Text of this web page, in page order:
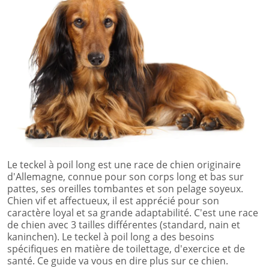
Le teckel à poil long est une race de chien originaire
d'Allemagne, connue pour son corps long et bas sur
pattes, ses oreilles tombantes et son pelage soyeux.
Chien vif et affectueux, il est apprécié pour son
caractère loyal et sa grande adaptabilité. C'est une race
de chien avec 3 tailles différentes (standard, nain et
kaninchen). Le teckel à poil long a des besoins
spécifiques en matière de toilettage, d'exercice et de
santé. Ce guide va vous en dire plus sur ce chien.